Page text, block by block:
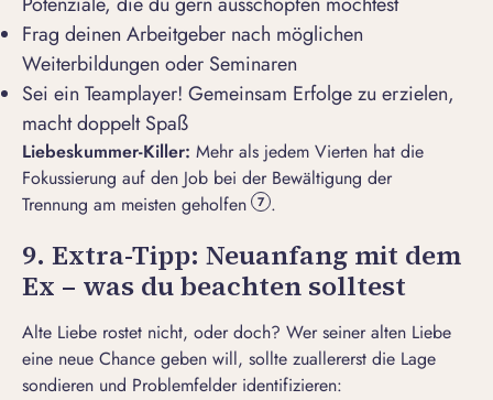
Frag deinen Arbeitgeber nach möglichen
Weiterbildungen oder Seminaren
Sei ein Teamplayer! Gemeinsam Erfolge zu erzielen,
macht doppelt Spaß
Liebeskummer-Killer: Mehr als jedem Vierten hat die
Fokussierung auf den Job bei der Bewältigung der
Trennung am meisten geholfen 7 .
9. Extra-Tipp: Neuanfang mit dem
Ex – was du beachten solltest
Alte Liebe rostet nicht, oder doch? Wer seiner alten Liebe
eine neue Chance geben will, sollte zuallererst die Lage
sondieren und Problemfelder identifizieren: